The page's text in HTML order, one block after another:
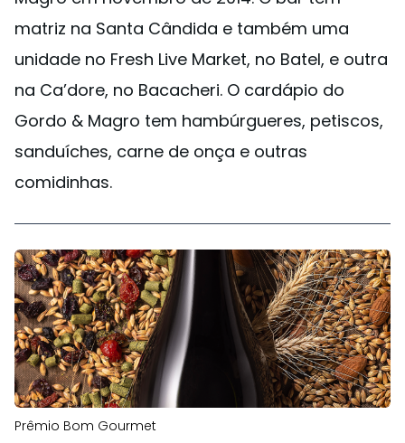
matriz na Santa Cândida e também uma
unidade no Fresh Live Market, no Batel, e outra
na Ca’dore, no Bacacheri. O cardápio do
Gordo & Magro tem hambúrgueres, petiscos,
sanduíches, carne de onça e outras
comidinhas.
Prêmio Bom Gourmet